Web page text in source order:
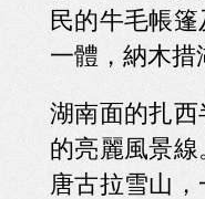
民的牛毛帳
一體，納木措
湖南面的扎
的亮麗風景
唐古拉雪山